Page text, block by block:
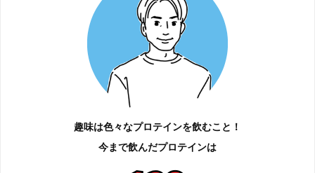
趣味は色々なプロテインを飲むこと！
今まで飲んだプロテインは